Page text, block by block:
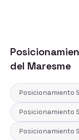
del Maresme
Posicionamiento
Posicionamiento
Posicionamiento